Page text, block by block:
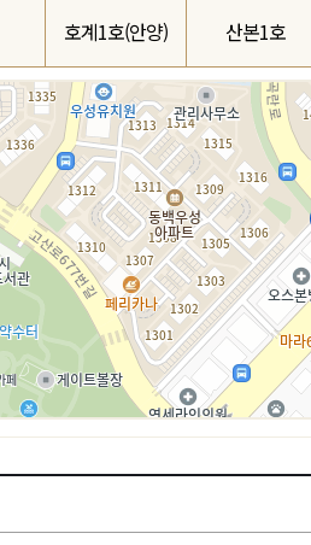
호계1호(안양) 산본1호